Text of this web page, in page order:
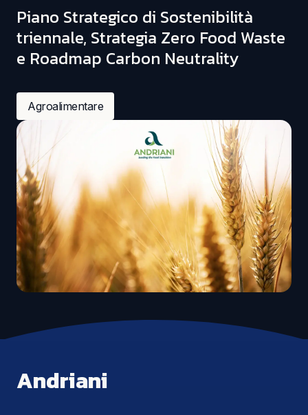
Piano Strategico di Sostenibilità
triennale, Strategia Zero Food Waste
e Roadmap Carbon Neutrality
Agroalimentare
Andriani